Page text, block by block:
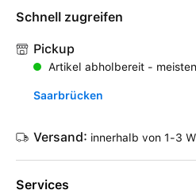
Schnell zugreifen
Pickup
Artikel abholbereit -
Saarbrücken
Versand: innerhalb von 1-3
Services